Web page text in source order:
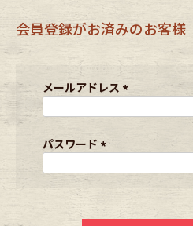
ご利用ガイド
店舗紹介
年代から探す
会員登録がお済みのお客様
メールアドレス
)
パスワード